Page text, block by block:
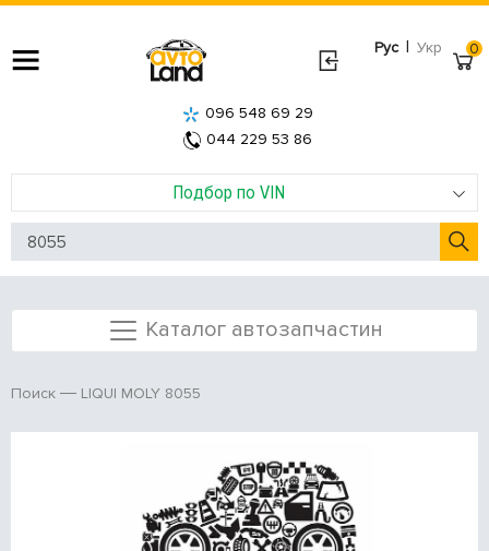
Рус | Укр
Подбор по VIN
096 548 69 29
044 229 53 86
0
Каталог автозапчастин
Поиск LIQUI MOLY 8055